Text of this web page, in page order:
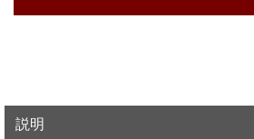
説明